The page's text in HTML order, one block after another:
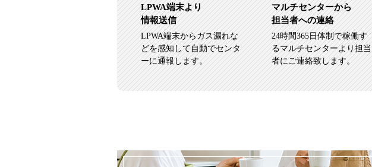
LPWA端末より
情報送信
LPWA端末からガス漏れな
どを感知して自動でセンタ
ーに通報します。
マルチセンターから
担当者への連絡
24時間365日体制で稼働す
るマルチセンターより担当
者にご連絡致します。